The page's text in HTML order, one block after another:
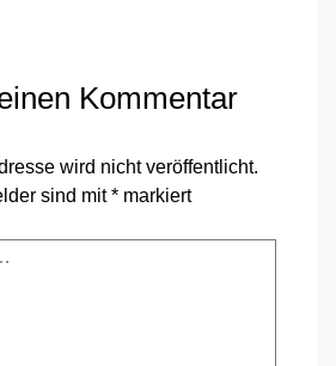
Kommentar
wird nicht veröffentlicht.
sind mit* markiert